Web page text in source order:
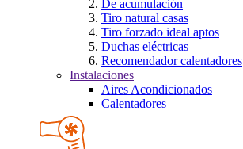
De acumulación
Tiro natural casas
Tiro forzado ideal aptos
Duchas eléctricas
Recomendador calentadores
Instalaciones
Aires Acondicionados
Calentadores